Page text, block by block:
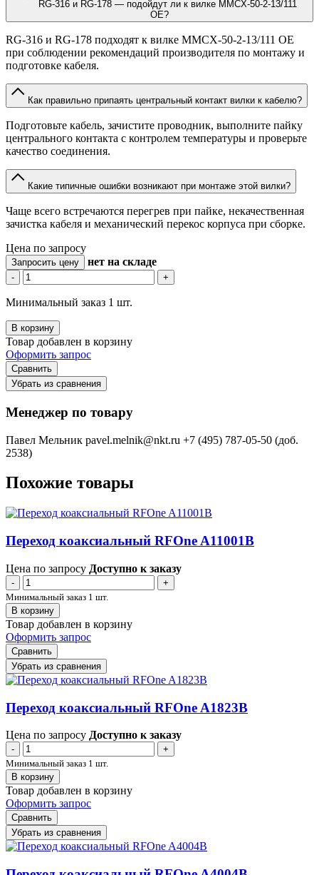
OE?
RG-316 и RG-178 подходят к вилке MMCX-50-2-13/111 OE
при соблюдении рекомендаций производителя по монтажу и
подготовке кабеля.
Как правильно припаять центральный контакт вилки к кабелю?
Подготовьте кабель, зачистите проводник, выполните пайку
центрального контакта с контролем температуры и проверьте
качество соединения.
Какие типичные ошибки возникают при монтаже этой вилки?
Чаще всего встречаются перегрев при пайке, некачественная
зачистка кабеля и механический перекос корпуса при сборке.
Цена по запросу
Запросить цену нет на складе
- +
Минимальный заказ 1 шт.
В корзину
Товар добавлен в корзину
Оформить запрос
Сравнить
Убрать из сравнения
Менеджер по товару
Павел Мельник pavel.melnik@nkt.ru +7 (495) 787-05-50 (доб.
2538)
Похожие товары
Переход коаксиальный RFOne A11001B
Цена по запросу Доступно к заказу
-
+
Минимальный заказ 1 шт.
В корзину
Товар добавлен в корзину
Оформить запрос
Сравнить
Убрать из сравнения
Переход коаксиальный RFOne A1823B
Цена по запросу Доступно к заказу
-
+
Минимальный заказ 1 шт.
В корзину
Товар добавлен в корзину
Оформить запрос
Сравнить
Убрать из сравнения